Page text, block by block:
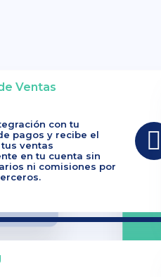
Ventas
con tu
pagos y recibe el
ventas
en tu cuenta sin
ni comisiones por